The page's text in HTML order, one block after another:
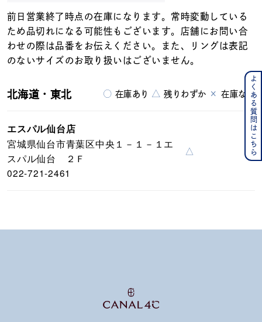
前日営業終了時点の在庫になります。常時変動している
ため品切れになる可能性もございます。店舗にお問い合
わせの際は品番をお伝えください。また、リングは表記
のないサイズのお取り扱いはございません。
○ 在庫あり △ 残りわずか × 在庫なし
北海道・東北
エスパル仙台店
宮城県仙台市青葉区中央１－１－１エ
スパル仙台 ２Ｆ
022-721-2461
△ よくある質問はこちら